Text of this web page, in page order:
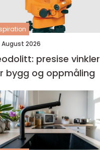
August 2026
presise vinkler
bygg og oppmåling